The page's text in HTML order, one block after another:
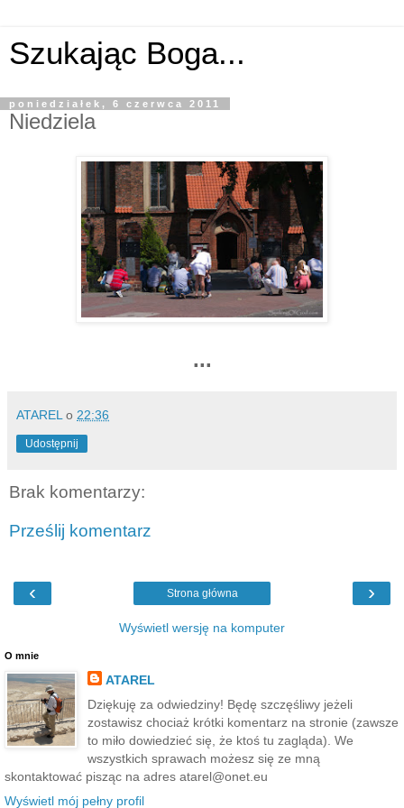
Szukając Boga...
poniedziałek, 6 czerwca 2011
Niedziela
...
ATAREL o 22:36
Udostępnij
Brak komentarzy:
Prześlij komentarz
‹ ›
Strona główna
Wyświetl wersję na komputer
O mnie
ATAREL
Dziękuję za odwiedziny! Będę szczęśliwy jeżeli
zostawisz chociaż krótki komentarz na stronie (zawsze
to miło dowiedzieć się, że ktoś tu zagląda). We
wszystkich sprawach możesz się ze mną
skontaktować pisząc na adres atarel@onet.eu
Wyświetl mój pełny profil